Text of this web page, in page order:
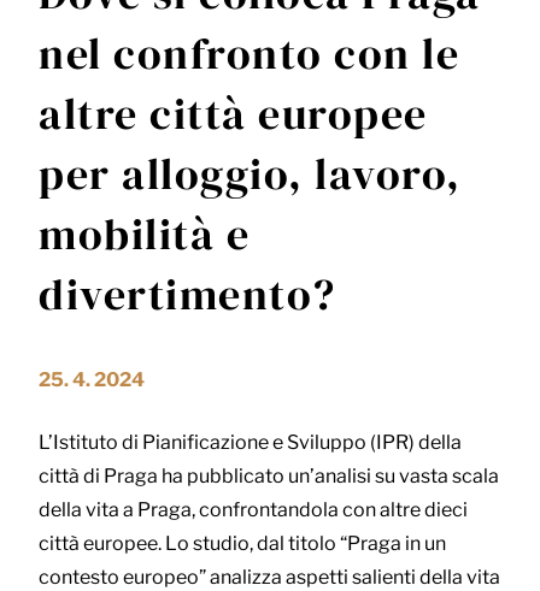
nel confronto con le
altre città europee
per alloggio, lavoro,
mobilità e
divertimento?
25. 4. 2024
L’Istituto di Pianificazione e Sviluppo (IPR) della
città di Praga ha pubblicato un’analisi su vasta scala
della vita a Praga, confrontandola con altre dieci
città europee. Lo studio, dal titolo “Praga in un
contesto europeo” analizza aspetti salienti della vita